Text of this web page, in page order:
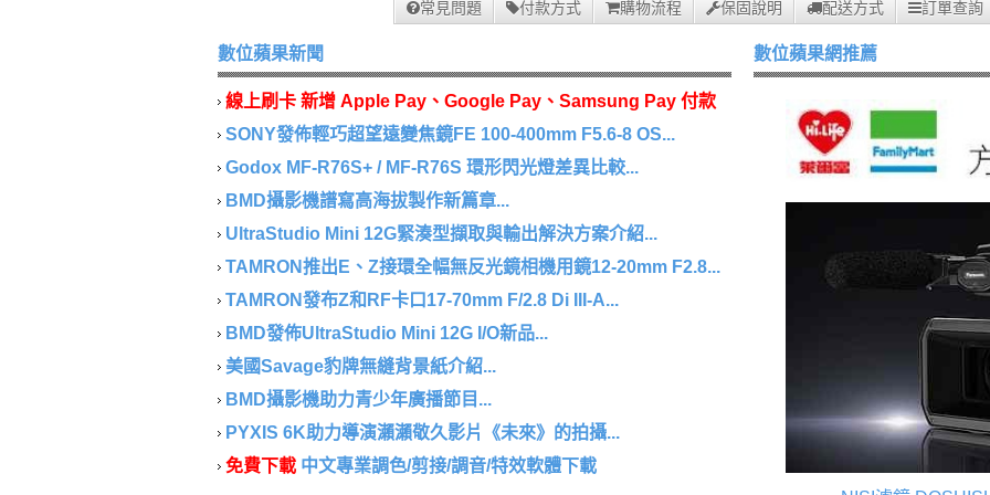
常見問題 付款方式 購物流程 保固說明 配送方式 訂單查詢
數位蘋果新聞
線上刷卡 新增 Apple Pay、Google Pay、Samsung Pay 付款
SONY發佈輕巧超望遠變焦鏡FE 100-400mm F5.6-8 OS...
Godox MF-R76S+ / MF-R76S 環形閃光燈差異比較...
BMD攝影機譜寫高海拔製作新篇章...
UltraStudio Mini 12G緊湊型擷取與輸出解決方案介紹...
TAMRON推出E、Z接環全幅無反光鏡相機用鏡12-20mm F2.8...
TAMRON發布Z和RF卡口17-70mm F/2.8 Di III-A...
BMD發佈UltraStudio Mini 12G I/O新品...
美國Savage豹牌無縫背景紙介紹...
BMD攝影機助力青少年廣播節目...
PYXIS 6K助力導演瀨瀨敬久影片《未來》的拍攝...
免費下載 中文專業調色/剪接/調音/特效軟體下載
數位蘋果網推薦